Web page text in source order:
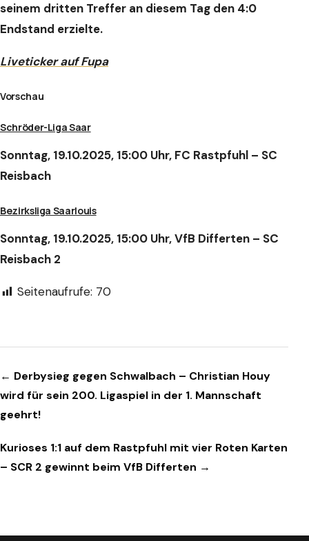
seinem dritten Treffer an diesem Tag den 4:0
Endstand erzielte.
Liveticker auf Fupa
Vorschau
Schröder-Liga Saar
Sonntag, 19.10.2025, 15:00 Uhr, FC Rastpfuhl – SC
Reisbach
Bezirksliga Saarlouis
Sonntag, 19.10.2025, 15:00 Uhr, VfB Differten – SC
Reisbach 2
Seitenaufrufe: 70
Beitragsnavigation
← Derbysieg gegen Schwalbach – Christian Houy
wird für sein 200. Ligaspiel in der 1. Mannschaft
geehrt!
Kurioses 1:1 auf dem Rastpfuhl mit vier Roten Karten
– SCR 2 gewinnt beim VfB Differten →